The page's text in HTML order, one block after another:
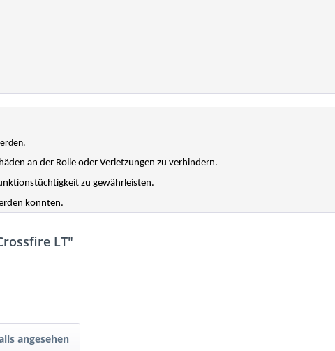
an der Rolle oder Verletzungen zu verhindern.
zu gewährleisten.
könnten.
LT"
angesehen